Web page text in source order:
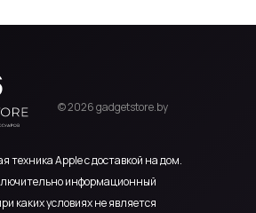
© 2026 gadgetstore.by
техника Apple с доставкой на дом.
информационный
каких условиях не является